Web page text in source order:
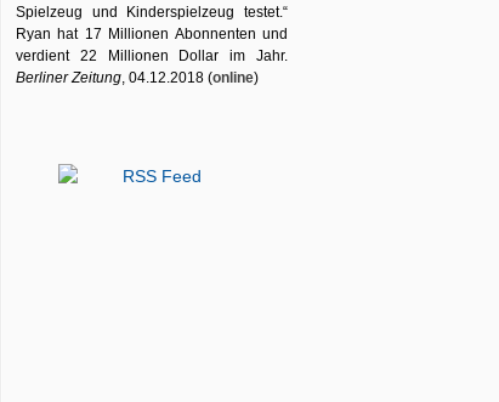
Spielzeug und Kinderspielzeug testet.“
Ryan hat 17 Millionen Abonnenten und
verdient 22 Millionen Dollar im Jahr.
Berliner Zeitung, 04.12.2018 (online)